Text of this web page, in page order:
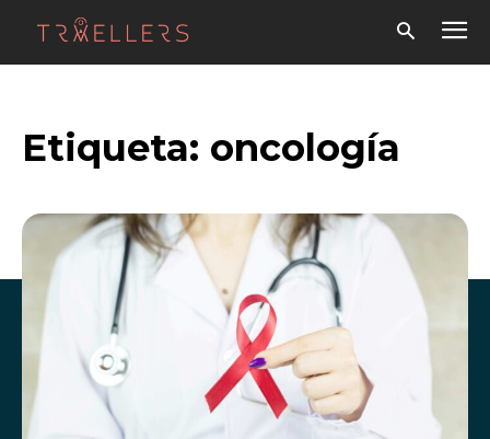
Etiqueta: oncología